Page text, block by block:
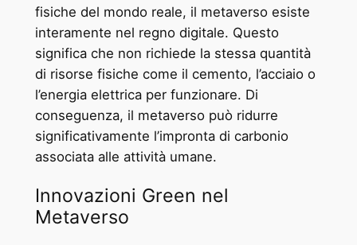
fisiche del mondo reale, il metaverso esiste
interamente nel regno digitale. Questo
significa che non richiede la stessa quantità
di risorse fisiche come il cemento, l’acciaio o
l’energia elettrica per funzionare. Di
conseguenza, il metaverso può ridurre
significativamente l’impronta di carbonio
associata alle attività umane.
Innovazioni Green nel
Metaverso